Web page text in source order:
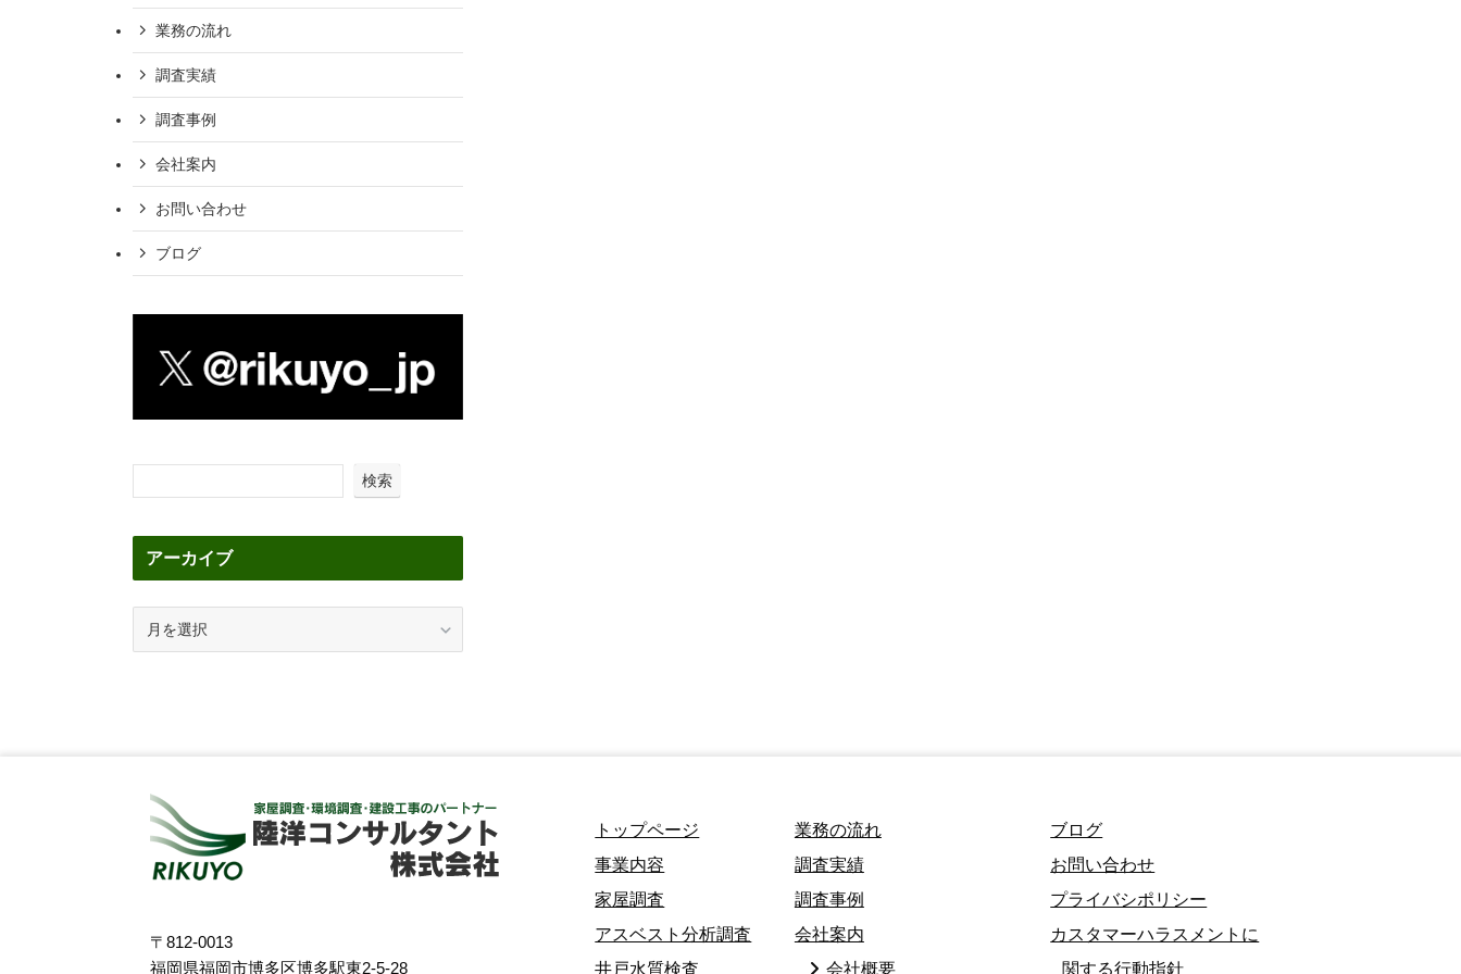
業務の流れ
調査実績
調査事例
会社案内
お問い合わせ
ブログ
検索
アーカイブ
〒812-0013
福岡県福岡市博多区博多駅東2-5-28
トップページ
事業内容
家屋調査
アスベスト分析調査
井戸水質検査
業務の流れ
調査実績
調査事例
会社案内
会社概要
ブログ
お問い合わせ
プライバシポリシー
カスタマーハラスメントに
関する行動指針